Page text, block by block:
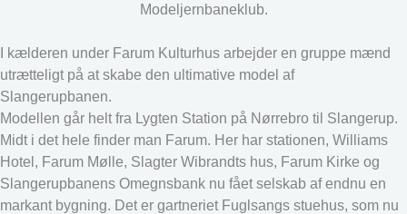
Modeljernbaneklub.
I kælderen under Farum Kulturhus arbejder en gruppe mænd
utrætteligt på at skabe den ultimative model af
Slangerupbanen.
Modellen går helt fra Lygten Station på Nørrebro til Slangerup.
Midt i det hele finder man Farum. Her har stationen, Williams
Hotel, Farum Mølle, Slagter Wibrandts hus, Farum Kirke og
Slangerupbanens Omegnsbank nu fået selskab af endnu en
markant bygning. Det er gartneriet Fuglsangs stuehus, som nu